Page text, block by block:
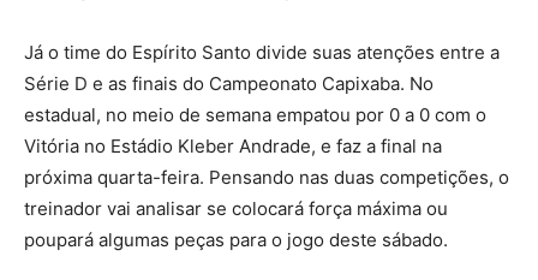
Já o time do Espírito Santo divide suas atenções entre a
Série D e as finais do Campeonato Capixaba. No
estadual, no meio de semana empatou por 0 a 0 com o
Vitória no Estádio Kleber Andrade, e faz a final na
próxima quarta-feira. Pensando nas duas competições, o
treinador vai analisar se colocará força máxima ou
poupará algumas peças para o jogo deste sábado.